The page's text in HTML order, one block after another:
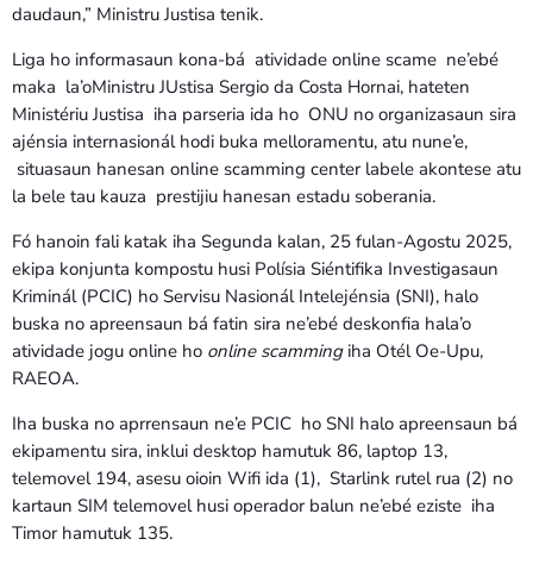
daudaun,” Ministru Justisa tenik.
Liga ho informasaun kona-bá atividade online scame ne’ebé
maka la’oMinistru JUstisa Sergio da Costa Hornai, hateten
Ministériu Justisa iha parseria ida ho ONU no organizasaun sira
ajénsia internasionál hodi buka melloramentu, atu nune’e,
situasaun hanesan online scamming center labele akontese atu
la bele tau kauza prestijiu hanesan estadu soberania.
Fó hanoin fali katak iha Segunda kalan, 25 fulan-Agostu 2025,
ekipa konjunta kompostu husi Polísia Siéntifika Investigasaun
Kriminál (PCIC) ho Servisu Nasionál Intelejénsia (SNI), halo
buska no apreensaun bá fatin sira ne’ebé deskonfia hala’o
atividade jogu online ho online scammingiha Otél Oe-Upu,
RAEOA.
Iha buska no aprrensaun ne’e PCIC ho SNI halo apreensaun bá
ekipamentu sira, inklui desktop hamutuk 86, laptop 13,
telemovel 194, asesu oioin Wifi ida (1), Starlink rutel rua (2) no
kartaun SIM telemovel husi operador balun ne’ebé eziste iha
Timor hamutuk 135.